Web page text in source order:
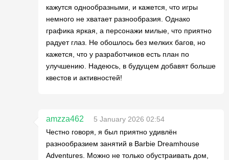
кажутся однообразными, и кажется, что игры
немного не хватает разнообразия. Однако
графика яркая, а персонажи милые, что приятно
радует глаз. Не обошлось без мелких багов, но
кажется, что у разработчиков есть план по
улучшению. Надеюсь, в будущем добавят больше
квестов и активностей!
amzza462
5 January 2026 02:54
Честно говоря, я был приятно удивлён
разнообразием занятий в Barbie Dreamhouse
Adventures. Можно не только обустраивать дом,